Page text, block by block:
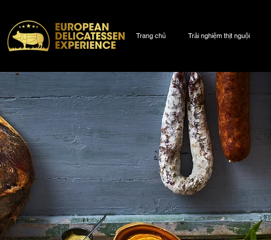
Trang chủ Trải nghiệm thịt nguội